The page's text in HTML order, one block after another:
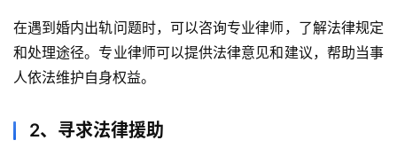
在遇到婚内出轨问题时，可以咨询专业律师，了解法律规定
和处理途径。专业律师可以提供法律意见和建议，帮助当事
人依法维护自身权益。
2、寻求法律援助